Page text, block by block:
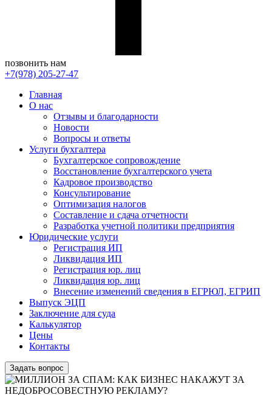
позвонить нам
+7(978) 205-27-47
Главная
О нас
Отзывы и благодарности
Новости
Вопросы и ответы
Услуги бухгалтера
Бухгалтерское сопровождение
Восстановление бухгалтерского учета
Кадровое производство
Консультирование
Оптимизация налогов
Составление и сдача отчетности
Разработка учетной политики предприятия
Юридические услуги
Регистрация ИП
Ликвидация ИП
Регистрация юр. лиц
Ликвидация юр. лиц
Внесение изменений сведения в ЕГРЮЛ, ЕГРИП
Выпуск ЭЦП
Заключение для суда
Калькулятор
Цены
Контакты
Задать вопрос